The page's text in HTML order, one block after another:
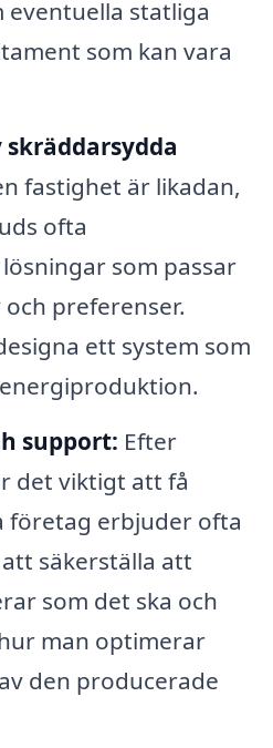
statliga
som kan vara
fastighet är likadan,
ofta
som passar
preferenser.
ett system som
support: Efter
det viktigt att få
företag erbjuder ofta
säkerställa att
som det ska och
man optimerar
den producerade